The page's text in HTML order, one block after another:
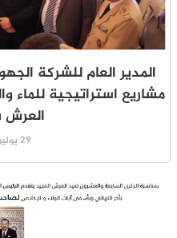
المدير العام للشركة
مشاريع استراتيجية للماء
العرش
29 يوليو 2026